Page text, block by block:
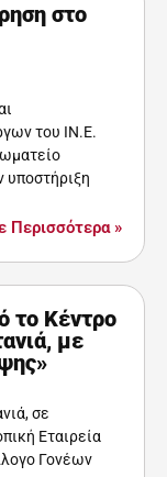
στο
του ΙΝ.Ε.
υποστήριξη
Περισσότερα »
το Κέντρο
με
σε
Εταιρεία
Γονέων